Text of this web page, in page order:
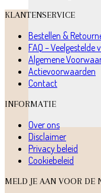
KLANTENSERVICE
Bestellen &
FAQ – Veelgestelde
Algemene
Actievoorwaarden
Contact
INFORMATIE
Over ons
Disclaimer
Privacy beleid
Cookiebeleid
MELD JE AAN VOOR DE